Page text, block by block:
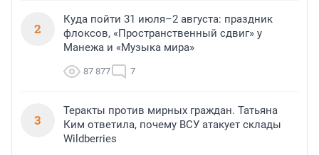
2
Куда пойти 31 июля–2 августа: праздник
флоксов, «Пространственный сдвиг» у
Манежа и «Музыка мира»
87 877 7
3
Теракты против мирных граждан. Татьяна
Ким ответила, почему ВСУ атакует склады
Wildberries